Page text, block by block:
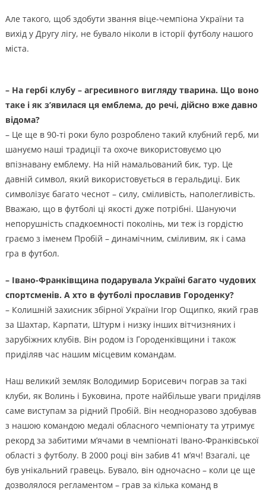
Але такого, щоб здобути звання віце-чемпіона України та
вихід у Другу лігу, не бувало ніколи в історії футболу нашого
міста.
– На гербі клубу – агресивного вигляду тварина. Що воно
таке і як з’явилася ця емблема, до речі, дійсно вже давно
відома?
– Це ще в 90-ті роки було розроблено такий клубний герб, ми
шануємо наші традиції та охоче використовуємо цю
впізнавану емблему. На ній намальований бик, тур. Це
давній символ, який використовується в геральдиці. Бик
символізує багато чеснот – силу, сміливість, наполегливість.
Вважаю, що в футболі ці якості дуже потрібні. Шануючи
непорушність спадкоємності поколінь, ми теж із гордістю
граємо з іменем Пробій – динамічним, сміливим, як і сама
гра в футбол.
– Івано-Франківщина подарувала Україні багато чудових
спортсменів. А хто в футболі прославив Городенку?
– Колишній захисник збірної України Ігор Ощипко, який грав
за Шахтар, Карпати, Штурм і низку інших вітчизняних і
зарубіжних клубів. Він родом із Городенківщини і також
приділяв час нашим місцевим командам.
Наш великий земляк Володимир Борисевич пограв за такі
клуби, як Волинь і Буковина, проте найбільше уваги приділяв
саме виступам за рідний Пробій. Він неодноразово здобував
з нашою командою медалі обласного чемпіонату та утримує
рекорд за забитими м’ячами в чемпіонаті Івано-Франківської
області з футболу. В 2000 році він забив 41 м’яч! Взагалі, це
був унікальний гравець. Бувало, він одночасно – коли це ще
дозволялося регламентом – грав за кілька команд в